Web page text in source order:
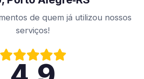
de quem já utilizou nossos
serviços!